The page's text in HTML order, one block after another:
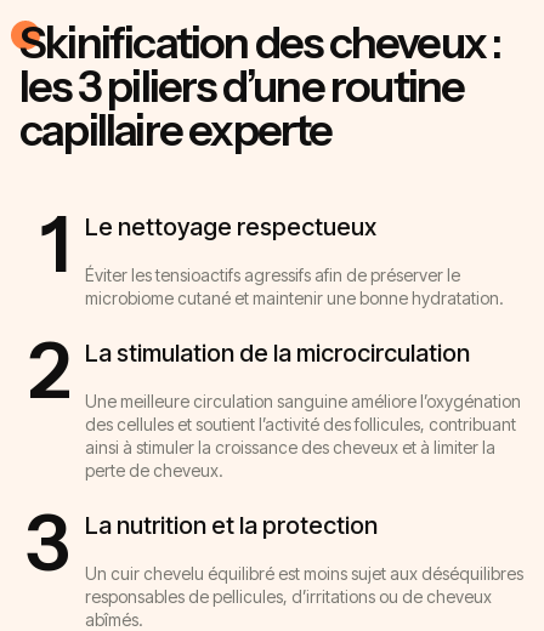
Skinification des cheveux :
les 3 piliers d’une routine
capillaire experte
1 Le nettoyage respectueux
Éviter les tensioactifs agressifs afin de préserver le
microbiome cutané et maintenir une bonne hydratation.
2 La stimulation de la microcirculation
Une meilleure circulation sanguine améliore l’oxygénation
des cellules et soutient l’activité des follicules, contribuant
ainsi à stimuler la croissance des cheveux et à limiter la
perte de cheveux.
3 La nutrition et la protection
Un cuir chevelu équilibré est moins sujet aux déséquilibres
responsables de pellicules, d’irritations ou de cheveux
abîmés.